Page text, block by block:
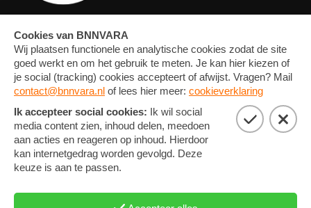
OVERZICHT
MEDIA
FOTO'S
CONTACT
PRIVACY EN COOKIE
COOKIE-INSTELLINGEN